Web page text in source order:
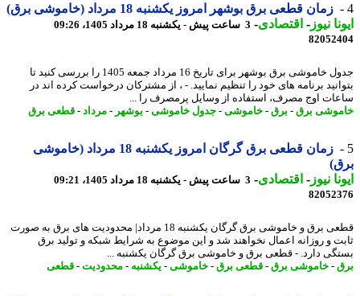
زمان قطعی برق بوشهر امروز یکشنبه 18 مرداد (خاموشی برق)
نیوز-اقتصادی-3 ساعت پیش - یکشنبه 18 مرداد 1405، 09:26
جدول خاموشی برق بوشهر برای تاریخ 16 مرداد جمعه 1405 را بررسی کنید تا
برنامه های خود را تنظیم نمایید. - ، از مشترکان درخواست کرده اند در
اوج مصرف، استفاده از وسایل پرمصرف را ...
برق - برق - خاموشی-جدول خاموشی-بوشهر-مرداد-قطعی برق
زمان قطعی برق گرگان امروز یکشنبه 18 مرداد (خاموشی
نیوز-اقتصادی-3 ساعت پیش - یکشنبه 18 مرداد 1405، 09:21
قطعی برق و خاموشی برق گرگان یکشنبه 18 مرداد| محدودیت های برق به صورت
و روزانه اعمال نخواهند شد و این موضوع به شرایط شبکه و تولید برق
دارد. - قطعی برق و خاموشی برق گرگان یکشنبه ...
- خاموشی برق - قطعی برق - خاموشی-یکشنبه-محدودیت-قطعی